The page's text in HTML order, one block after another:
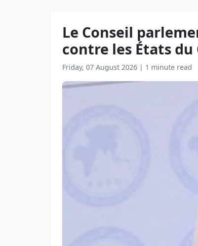
Le Conseil
contre les États du
Friday, 07 August 2026 | 1 minute read